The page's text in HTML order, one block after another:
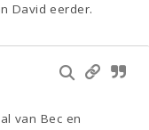
David eerder.
van Bec en